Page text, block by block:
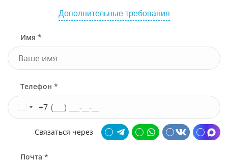
Дополнительные требования
Имя *
Телефон *
+7
Связаться через
Почта *